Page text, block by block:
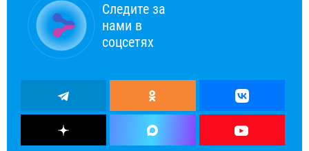
Следите за
нами в
соцсетях